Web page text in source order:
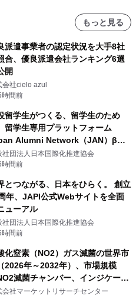
もっと見る
派遣事業者の認定状況を大手8社
合、優良派遣会社ランキング6選
開
会社cielo azul
時間前
留学生がつくる、留学生のため
留学生専用プラットフォーム
Alumni Network（JAN）β版
リース
社団法人日本国際化推進協会
時間前
とつながる、日本をひらく。 創立
年、JAPI公式Webサイトを全面
ューアル
社団法人日本国際化推進協会
時間前
化窒素（NO2）ガス滅菌の世界市
2026年～2032年）、市場規模
滅菌チャンバー、インジケータ
よびモニタリングシステム、その
会社マーケットリサーチセンター